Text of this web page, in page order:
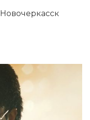
Новочеркасск